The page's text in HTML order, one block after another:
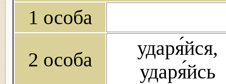
1 особа
2 особа
ударя́йся,
ударя́йсь